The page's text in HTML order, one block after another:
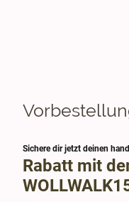
Sichere dir jetzt deinen
Rabatt mit